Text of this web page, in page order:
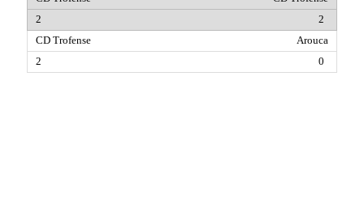
2
Arouca
0